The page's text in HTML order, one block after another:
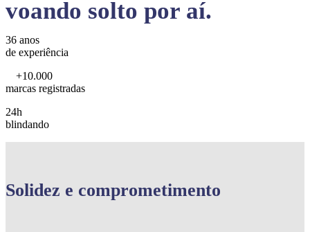
voando solto por aí.
36 anos
de experiência
+10.000
marcas registradas
24h
blindando
Solidez e comprometimento